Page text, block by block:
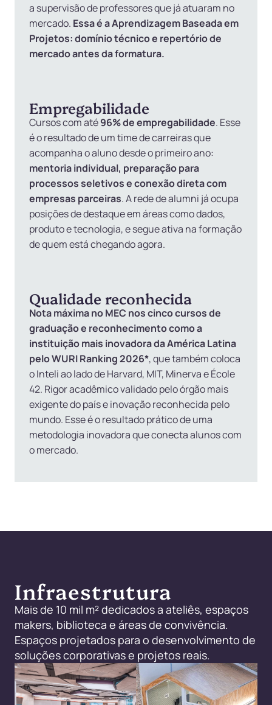
a supervisão de professores que já atuaram no
mercado. Essa é a Aprendizagem Baseada em
Projetos: domínio técnico e repertório de
mercado antes da formatura.
Empregabilidade
Cursos com até96% de empregabilidade. Esse
é o resultado de um time de carreiras que
acompanha o aluno desde o primeiro ano:
mentoria individual, preparação para
processos seletivos e conexão direta com
empresas parceiras. A rede de alumni já ocupa
posições de destaque em áreas como dados,
produto e tecnologia, e segue ativa na formação
de quem está chegando agora.
Qualidade reconhecida
Nota máxima no MEC nos cinco cursos de
graduação e reconhecimento como a
instituição mais inovadora da América Latina
pelo WURI Ranking 2026*, que também coloca
o Inteli ao lado de Harvard, MIT, Minerva e École
42. Rigor acadêmico validado pelo órgão mais
exigente do país e inovação reconhecida pelo
mundo. Esse é o resultado prático de uma
metodologia inovadora que conecta alunos com
o mercado.
Infraestrutura
Mais de 10 mil m² dedicados a ateliês, espaços
makers, biblioteca e áreas de convivência.
Espaços projetados para o desenvolvimento de
soluções corporativas e projetos reais.